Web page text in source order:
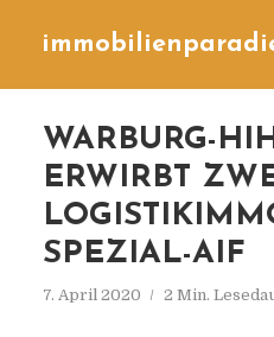
WARBURG-
ERWIRBT
SPEZIAL-AIF
7. April 2020 2 Min.